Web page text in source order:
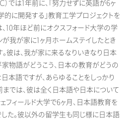
）では1年前に、「努力せずに英語が6ヶ
的に開発する」教育工学プロジェクトを
、10年ほど前にオクスフォード大学の学
が我が家に1ヶ月ホームステイしたとき
。彼は、我が家に来るなりいきなり日本
家物語がどうこう、日本の教育がどうの
本語ですが、あらゆることをしっかり
までは、彼は全く日本語や日本について
フィールド大学で6ヶ月、日本語教育を
た。彼以外の留学生も同じ様に日本語